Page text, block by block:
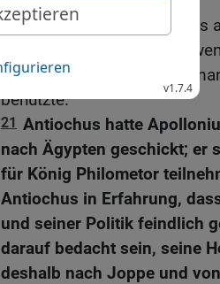
20 Nach dem Willen Jasons
zu Ehren von Herakles
ist es zu verdanken, dass
benutzte.
21 Antiochus hatte
nach Ägypten geschickt; er
für König Philometor
Antiochus in Erfahrung,
und seiner Politik feindlich
darauf bedacht sein, seine
deshalb nach Joppe und